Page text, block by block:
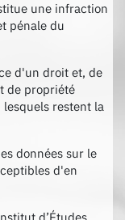
une infraction
pénale du
d'un droit et, de
de propriété
restent la
données sur le
d'en